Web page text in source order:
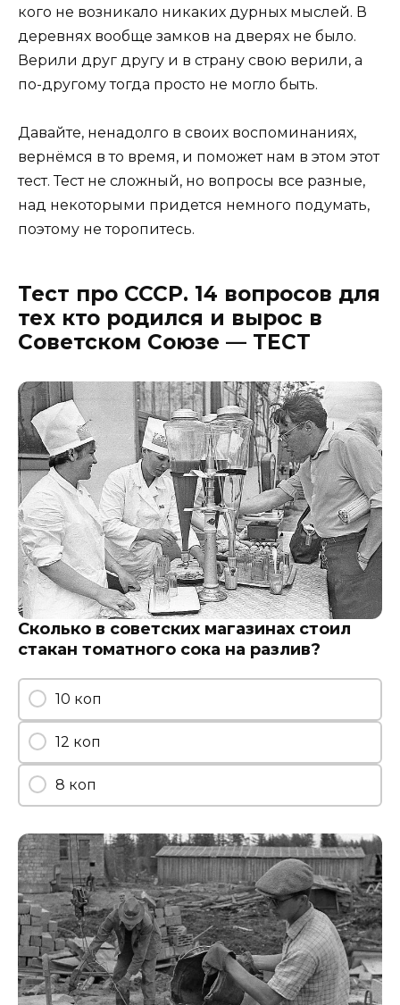
кого не возникало никаких дурных мыслей. В
деревнях вообще замков на дверях не было.
Верили друг другу и в страну свою верили, а
по-другому тогда просто не могло быть.
Давайте, ненадолго в своих воспоминаниях,
вернёмся в то время, и поможет нам в этом этот
тест. Тест не сложный, но вопросы все разные,
над некоторыми придется немного подумать,
поэтому не торопитесь.
Тест про СССР. 14 вопросов для
тех кто родился и вырос в
Советском Союзе — ТЕСТ
Сколько в советских магазинах стоил
стакан томатного сока на разлив?
10 коп
12 коп
8 коп